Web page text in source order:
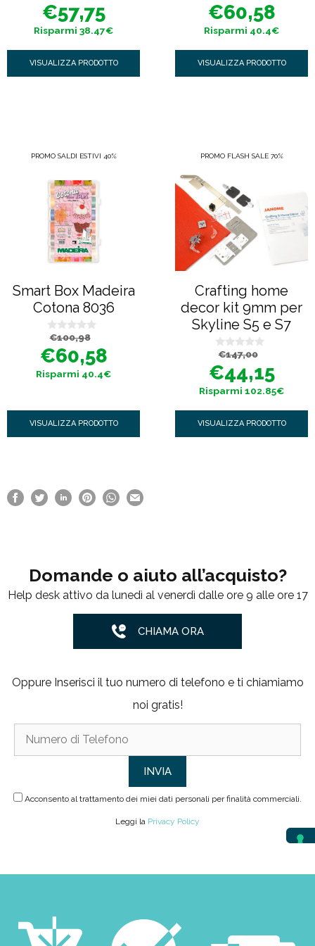
s
u
originale
era:
€96,22.
€57,75
attuale
è:
€57,75.
Risparmi 38.47€
VISUALIZZA PRODOTTO
s
u
prezzo
originale
era:
€100,98.
€60,58
prezzo
attuale
è:
€60,58.
Risparmi 40.4€
VISUALIZZA PRODOTTO
PROMO SALDI ESTIVI 40%
Smart Box Madeira
Cotona 8036
0
s
u
5
€100,98
Il
prezzo
originale
era:
€100,98.
€60,58
Il
prezzo
attuale
è:
€60,58.
Risparmi 40.4€
VISUALIZZA PRODOTTO
PROMO FLASH SALE 70%
Crafting home
decor kit 9mm per
Skyline S5 e S7
0
s
u
5
€147,00
Il
prezzo
originale
era:
€147,00.
€44,15
Il
prezzo
attuale
è:
€44,15.
Risparmi 102.85€
VISUALIZZA PRODOTTO
Domande o aiuto all’acquisto?
Help desk attivo da lunedì al venerdì dalle ore 9 alle ore 17
CHIAMA ORA
Oppure Inserisci il tuo numero di telefono e ti chiamiamo
noi gratis!
Acconsento al trattamento dei miei dati personali per finalità commerciali.
Leggi la Privacy Policy